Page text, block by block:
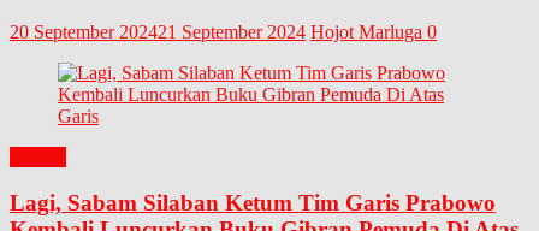
20 September 202421 September 2024 Hojot Marluga 0
Lagi, Sabam Silaban Ketum Tim Garis Prabowo